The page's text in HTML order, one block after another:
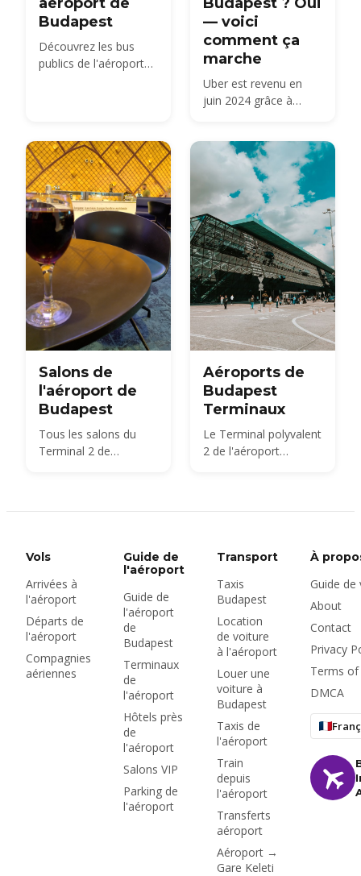
Budapest
Découvrez les bus
publics de l'aéroport
— voici
comment ça
marche
Uber est revenu en
juin 2024 grâce à
réglementé de la ville.
Voici ce que cela
signifie pour les prix,
l'aéroport et Bolt.
Salons de
l'aéroport de
Budapest
Tous les salons du
Terminal 2 de
salons Mastercard et
Tungsram et le service
bud:vip — avec les
tarifs d'entrée libre
2026, les horaires
d'ouverture et l'accès
Priority Pass.
Aéroports de
Budapest
Terminaux
Le Terminal polyvalent
2 de l'aéroport
Vols
Arrivées à
l'aéroport
Départs de
l'aéroport
Compagnies
aériennes
Guide de
l'aéroport
Guide de
l'aéroport
de
Budapest
Terminaux
de
l'aéroport
Hôtels près
de
l'aéroport
Salons VIP
Parking de
l'aéroport
Transport
Taxis
Budapest
Location
de voiture
à l'aéroport
Louer une
voiture à
Budapest
Taxis de
l'aéroport
Train
depuis
l'aéroport
Transferts
aéroport
Aéroport →
Gare Keleti
À
Guide de
About
Contact
Privacy
Terms of
DMCA